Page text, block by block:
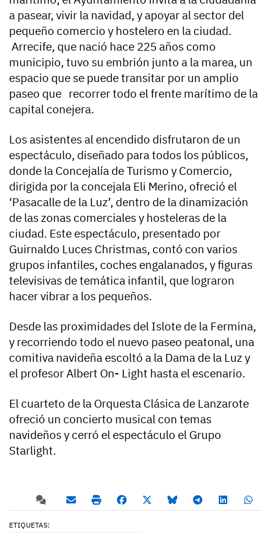
a pasear, vivir la navidad, y apoyar al sector del
pequeño comercio y hostelero en la ciudad.
Arrecife, que nació hace 225 años como
municipio, tuvo su embrión junto a la marea, un
espacio que se puede transitar por un amplio
paseo que recorrer todo el frente marítimo de la
capital conejera.
Los asistentes al encendido disfrutaron de un
espectáculo, diseñado para todos los públicos,
donde la Concejalía de Turismo y Comercio,
dirigida por la concejala Eli Merino, ofreció el
‘Pasacalle de la Luz’, dentro de la dinamización
de las zonas comerciales y hosteleras de la
ciudad. Este espectáculo, presentado por
Guirnaldo Luces Christmas, contó con varios
grupos infantiles, coches engalanados, y figuras
televisivas de temática infantil, que lograron
hacer vibrar a los pequeños.
Desde las proximidades del Islote de la Fermina,
y recorriendo todo el nuevo paseo peatonal, una
comitiva navideña escoltó a la Dama de la Luz y
el profesor Albert On- Light hasta el escenario.
El cuarteto de la Orquesta Clásica de Lanzarote
ofreció un concierto musical con temas
navideños y cerró el espectáculo el Grupo
Starlight.
ETIQUETAS: